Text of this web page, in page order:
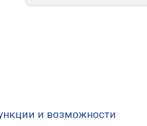
и возможности